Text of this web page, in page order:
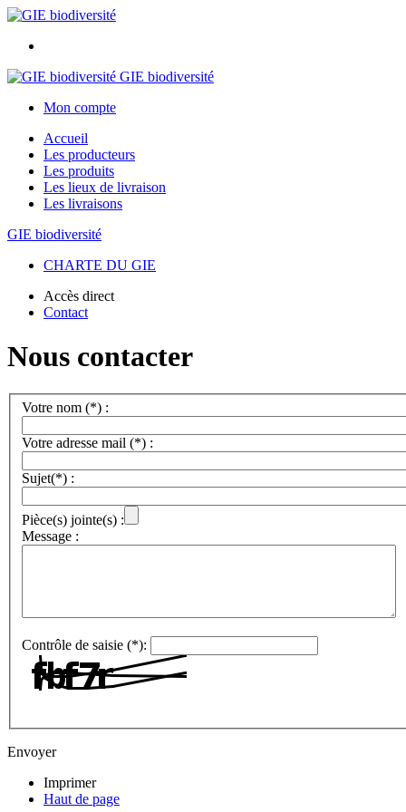
GIE biodiversité
Mon compte
Accueil
Les producteurs
Les produits
Les lieux de livraison
Les livraisons
GIE biodiversité
CHARTE DU GIE
Accès direct
Contact
Nous contacter
Votre nom (*) :
Votre adresse mail (*) :
Sujet(*) :
Pièce(s) jointe(s) :
Message :
Contrôle de saisie (*):
Envoyer
Imprimer
Haut de page